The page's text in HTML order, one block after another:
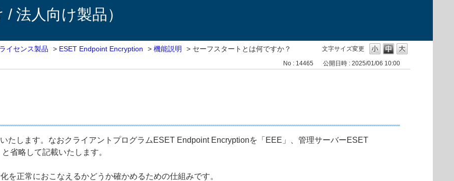
法人向け製品）
文字サイズ変更
ライセンス製品 > ESET Endpoint Encryption > 機能説明 > セーフスタートとは何ですか？
No : 14465 公開日時 : 2025/01/06 10:00
たします。なおクライアントプログラムESET Endpoint Encryptionを「EEE」、管理サーバーESET
省略して記載いたします。
を正常におこなえるかどうか確かめるための仕組みです。